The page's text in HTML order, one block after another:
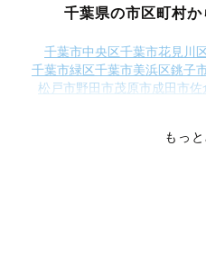
千葉県の市区町村
千葉市中央区千葉市花見川
千葉市緑区千葉市美浜区銚子
松戸市野田市茂原市成田市佐
いすみ
もっ